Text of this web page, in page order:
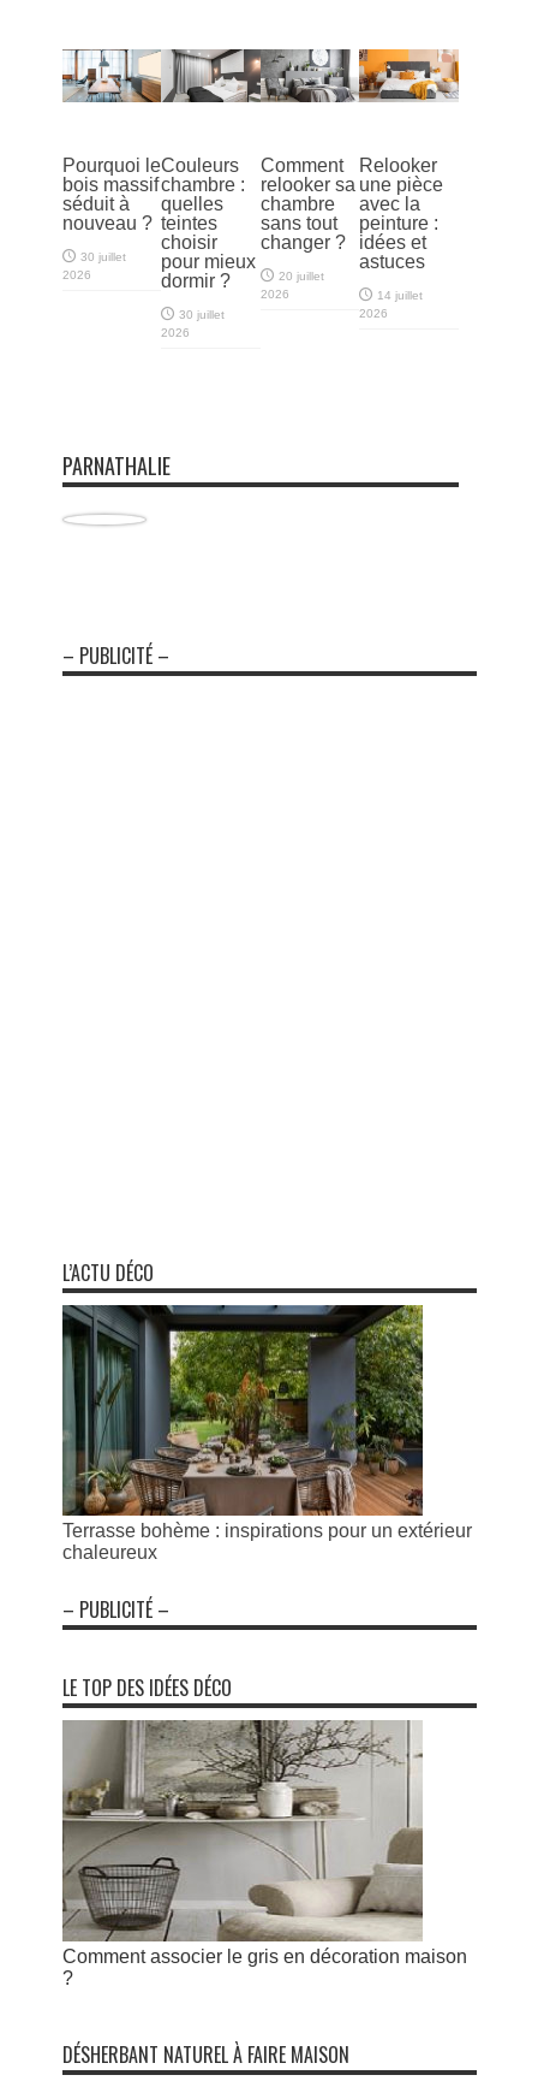
Pourquoi le
bois massif
séduit à
nouveau ?
30 juillet
2026
Couleurs
chambre :
quelles
teintes
choisir
pour mieux
dormir ?
30 juillet
2026
Comment
relooker sa
chambre
sans tout
changer ?
20 juillet
2026
Relooker
une pièce
avec la
peinture :
idées et
astuces
14 juillet
2026
PARNATHALIE
– PUBLICITÉ –
L’ACTU DÉCO
Terrasse bohème : inspirations pour un extérieur
chaleureux
– PUBLICITÉ –
LE TOP DES IDÉES DÉCO
Comment associer le gris en décoration maison
?
DÉSHERBANT NATUREL À FAIRE MAISON